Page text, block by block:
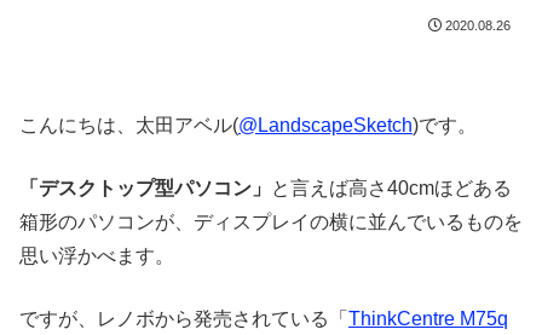
2020.08.26
こんにちは、太田アベル(@LandscapeSketch)です。
「デスクトップ型パソコン」
と言えば高さ40cmほどある
箱形のパソコンが、ディスプレイの横に並んでいるものを
思い浮かべます。
ですが、レノボから発売されている「 ThinkCentre M75q